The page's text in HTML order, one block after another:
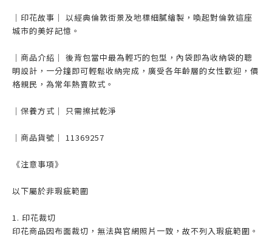
｜印花故事｜ 以經典倫敦街景及地標細膩繪製，喚起對倫敦這座
城市的美好記憶。
｜商品介紹｜ 後背包當中最為輕巧的包型，內袋即為收納袋的聰
明設計，一分鐘即可輕鬆收納完成，廣受各年齡層的女性歡迎，價
格親民，為常年熱賣款式。
｜保養方式｜ 只需擦拭乾淨
｜商品貨號｜ 11369257
《注意事項》
以下屬於非瑕疵範圍
1. 印花裁切
印花商品因布面裁切，無法與官網照片一致，故不列入瑕疵範圍。